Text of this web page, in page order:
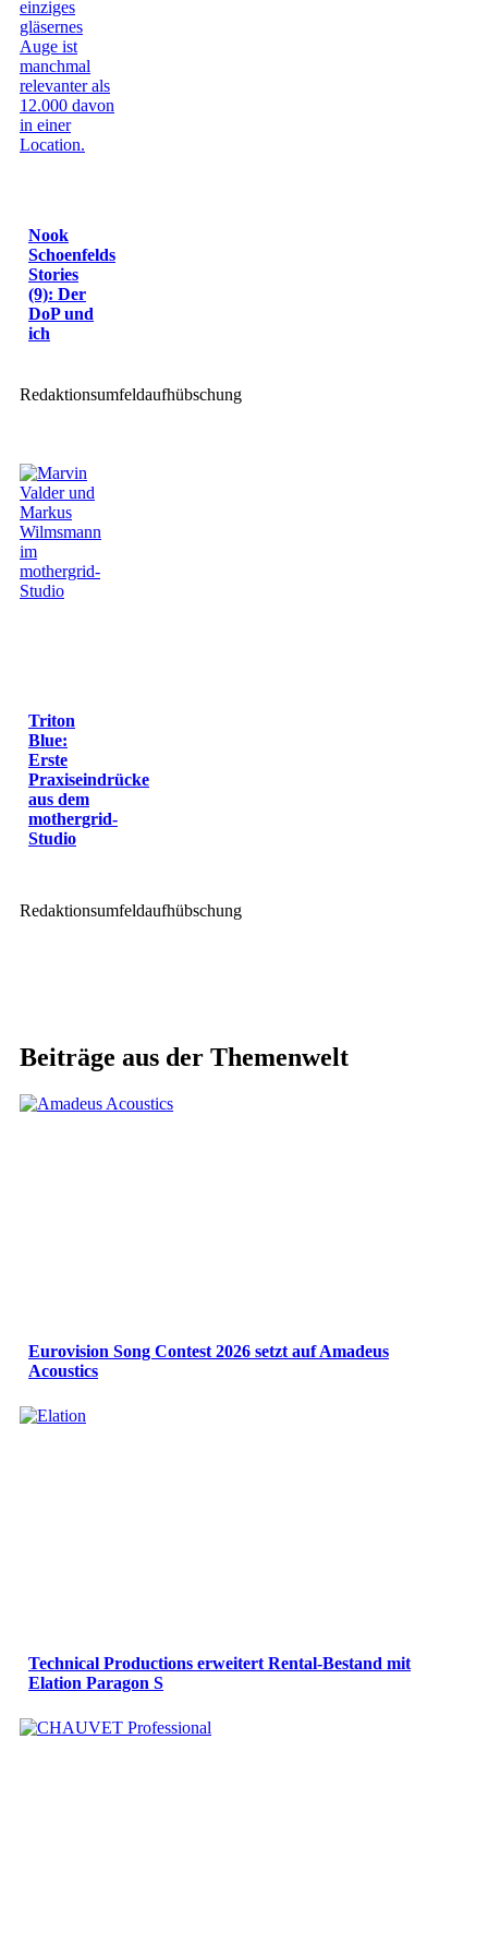
Nook
Schoenfelds
Stories
(9): Der
DoP und
ich
Redaktionsumfeldaufhübschung
Triton
Blue:
Erste
Praxiseindrücke
aus dem
mothergrid-
Studio
Redaktionsumfeldaufhübschung
Beiträge aus der Themenwelt
Eurovision Song Contest 2026 setzt auf Amadeus
Acoustics
Technical Productions erweitert Rental-Bestand mit
Elation Paragon S